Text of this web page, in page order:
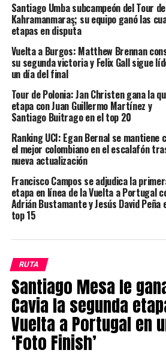
Santiago Umba subcampeón del Tour de
Kahramanmaraş; su equipo ganó las
etapas en disputa
Vuelta a Burgos: Matthew Brennan
su segunda victoria y Felix Gall sigue
un día del final
Tour de Polonia: Jan Christen gana la
etapa con Juan Guillermo Martínez y
Santiago Buitrago en el top 20
Ranking UCI: Egan Bernal se mantiene
el mejor colombiano en el escalafón
nueva actualización
Francisco Campos se adjudica la
etapa en línea de la Vuelta a Portugal
Adrián Bustamante y Jesús David Peña
top 15
RUTA
Santiago Mesa le
Cavia la segunda
Vuelta a Portugal en
‘Foto Finish’